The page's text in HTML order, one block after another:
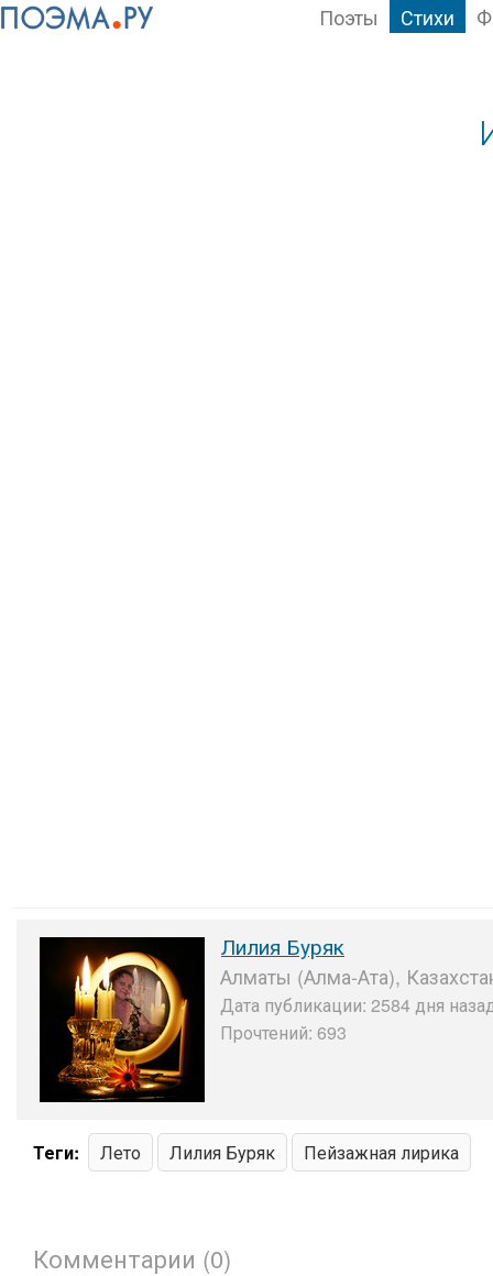
Поэты Стихи
Лилия Буряк
Алматы (Алма-Ата),
Дата публикации: 2584 дня
Прочтений: 693
Теги: Лето Лилия Буряк Пейзажная лирика
Комментарии (0)